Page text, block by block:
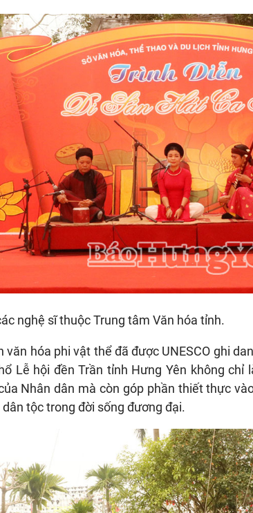
nghệ sĩ thuộc Trung tâm Văn hóa tỉnh.
văn hóa phi vật thể đã được UNESCO ghi
Lễ hội đền Trần tỉnh Hưng Yên không chỉ
Nhân dân mà còn góp phần thiết thực
tộc trong đời sống đương đại.